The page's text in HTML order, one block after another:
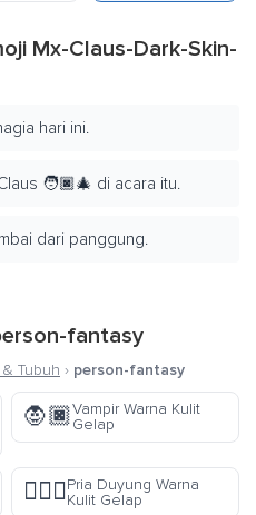
Mx-Claus-Dark-Skin-
hari ini.
🧑🏿‍🎄 di acara itu.
dari panggung.
fantasy
Tubuh › person-fantasy
🧛🏿Vampir Warna Kulit
Gelap
🧜🏿‍♂️Pria Duyung Warna
Kulit Gelap